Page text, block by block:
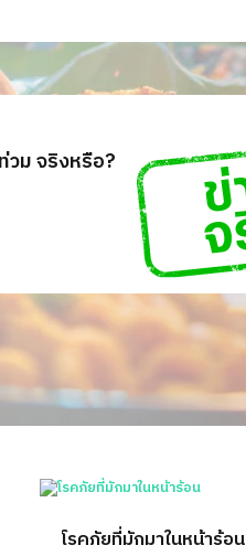
ม จริงหรือ?
โรคภัยที่มักมาในหน้าร้อน